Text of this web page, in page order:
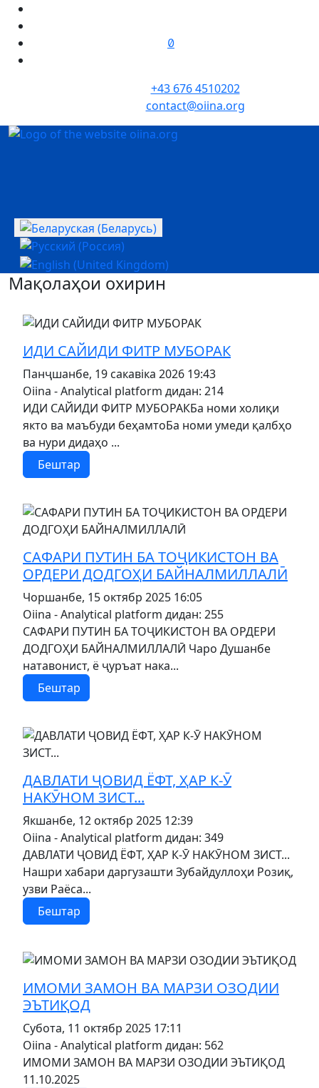
+43 676 4510202
contact@oiina.org
Выберыце сваю мову
Мақолаҳои охирин
MOD_JTCS_VIEW_ARTICLE_LINK
MOD_JTCS_VIEW_FULL_IMAGE
ИДИ САЙИДИ ФИТР МУБОРАК
Панҷшанбе, 19 сакавіка 2026 19:43
Oiina - Analytical platform дидан: 214
ИДИ САЙИДИ ФИТР МУБОРАКБа номи холиқи
якто ва маъбуди беҳамтоБа номи умеди қалбҳо
ва нури дидаҳо ...
Бештар
САФАРИ ПУТИН БА ТОҶИКИСТОН ВА
ОРДЕРИ ДОДГОҲИ БАЙНАЛМИЛЛАЛӢ
Чоршанбе, 15 октябр 2025 16:05
Oiina - Analytical platform дидан: 255
САФАРИ ПУТИН БА ТОҶИКИСТОН ВА ОРДЕРИ
ДОДГОҲИ БАЙНАЛМИЛЛАЛӢ Чаро Душанбе
натавонист, ё ҷуръат нака...
Бештар
MOD_JTCS_VIEW_ARTICLE_LINK
MOD_JTCS_VIEW_FULL_IMAGE
ДАВЛАТИ ҶОВИД ЁФТ, ҲАР К-Ӯ
НАКӮНОМ ЗИСТ...
Якшанбе, 12 октябр 2025 12:39
Oiina - Analytical platform дидан: 349
ДАВЛАТИ ҶОВИД ЁФТ, ҲАР К-Ӯ НАКӮНОМ ЗИСТ...
Нашри хабари даргузашти Зубайдуллоҳи Розиқ,
узви Раёса...
Бештар
ИМОМИ ЗАМОН ВА МАРЗИ ОЗОДИИ
ЭЪТИҚОД
Субота, 11 октябр 2025 17:11
Oiina - Analytical platform дидан: 562
ИМОМИ ЗАМОН ВА МАРЗИ ОЗОДИИ ЭЪТИҚОД
11.10.2025